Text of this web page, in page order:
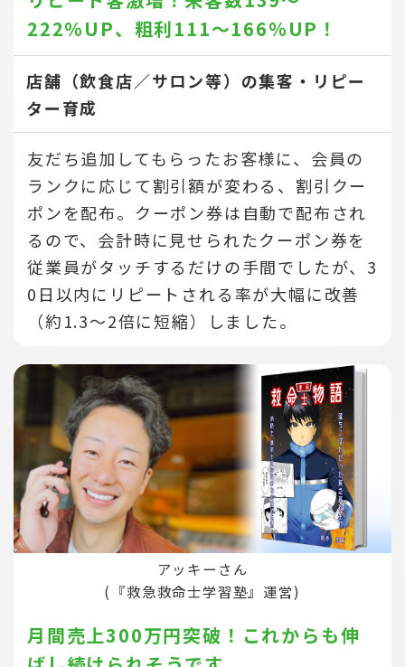
222％UP、 粗利111～166％UP！
店舗（飲食店／サロン等）の集客・リピー
ター育成
友だち追加してもらったお客様に、会員の
ランクに応じて割引額が変わる、割引クー
ポンを配布。クーポン券は自動で配布され
るので、会計時に見せられたクーポン券を
従業員がタッチするだけの手間でしたが、3
0日以内にリピートされる率が大幅に改善
（約1.3～2倍に短縮）しました。
アッキーさん
(『救急救命士学習塾』運営)
月間売上300万円突破！ これからも伸